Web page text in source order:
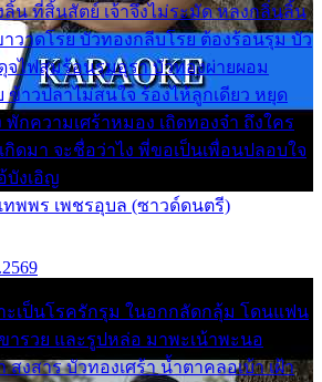
น ที่สิ้นสัตย์ เจ้าจึงไม่ระมัด หลงกลิ่นลิ้น
วาดโรย บัวทองกลีบโรย ต้องร้อนรุม บัว
ไฟสุมร้อนรุมอุรา บัวทองผ่ายผอม
ข้าวปลาไม่สนใจ ร้องไห้ลูกเดียว หยุด
พักความเศร้าหมอง เถิดทองจ๋า ถึงใคร
กิดมา จะชื่อว่าไง พี่ขอเป็นเพื่อนปลอบใจ
บังเอิญ
ทพพร เพชรอุบล (ซาวด์ดนตรี)
ะเป็นโรครักรุม ในอกกลัดกลุ้ม โดนแฟน
ารวย และรูปหล่อ มาพะเน้าพะนอ
สงสาร บัวทองเศร้า น้ำตาคลอเบ้า เฝ้า